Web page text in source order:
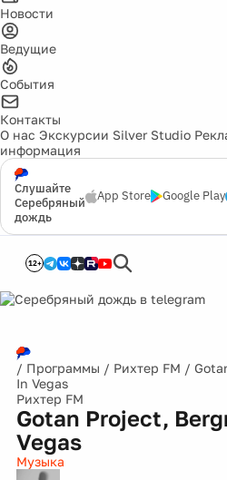
Новости
Ведущие
События
Контакты
О нас Экскурсии Silver Studio
информация
Слушайте
Серебряный
дождь
App Store Google Play
12+
/ Программы / Рихтер FM /
In Vegas
Рихтер FM
Gotan Project,
Vegas
Музыка